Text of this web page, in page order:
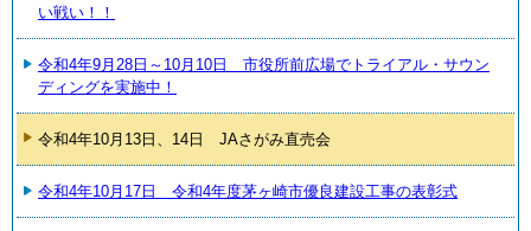
い戦い！！
令和4年9月28日～10月10日 市役所前広場でトライアル・サウン
ディングを実施中！
令和4年10月13日、14日 JAさがみ直売会
令和4年10月17日 令和4年度茅ヶ崎市優良建設工事の表彰式